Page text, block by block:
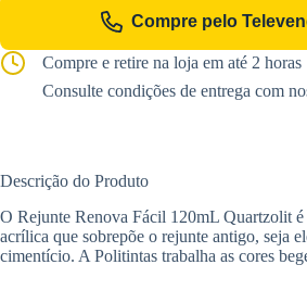
Compre pelo
Compre e retire na loja em até 2 horas
Consulte condições de entrega com
Descrição do Produto
O Rejunte Renova Fácil 120mL Quartzolit é
acrílica que sobrepõe o rejunte antigo, seja
cimentício. A Politintas trabalha as cores